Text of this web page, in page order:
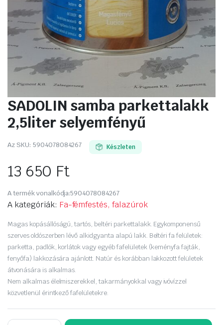
SADOLIN samba parkettalakk
2,5liter selyemfényű
Az SKU: 5904078084267 Készleten
13 650 Ft
A termék vonalkódja:5904078084267
A kategóriák: Fa-fémfestés, falazúrok
Magas kopásállóságú, tartós, beltéri parkettalakk. Egykomponensű
szerves oldószerben lévő alkidgyanta alapú lakk. Beltéri fa felületek:
parketta, padlók, korlátok vagy egyéb fafelületek (keményfa fajták,
fenyőfa) lakkozására ajánlott. Natúr és korábban lakkozott felületek
átvonására is alkalmas.
Nem alkalmas élelmiszerekkel, takarmányokkal vagy ivóvízzel
közvetlenül érintkező fafelületekre.